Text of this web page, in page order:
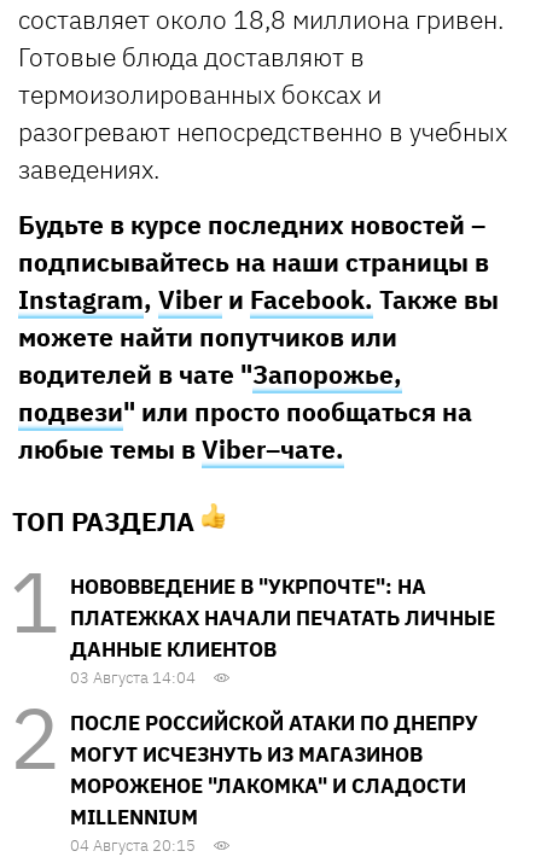
составляет около 18,8 миллиона гривен.
Готовые блюда доставляют в
термоизолированных боксах и
разогревают непосредственно в учебных
заведениях.
Будьте в курсе последних новостей –
подписывайтесь на наши страницы в
Instagram, Viber и Facebook. Также вы
можете найти попутчиков или
водителей в чате "Запорожье,
подвези" или просто пообщаться на
любые темы вViber–чате.
ТОП РАЗДЕЛА
НОВОВВЕДЕНИЕ В "УКРПОЧТЕ": НА
ПЛАТЕЖКАХ НАЧАЛИ ПЕЧАТАТЬ ЛИЧНЫЕ
ДАННЫЕ КЛИЕНТОВ
03 Августа 14:04
ПОСЛЕ РОССИЙСКОЙ АТАКИ ПО ДНЕПРУ
МОГУТ ИСЧЕЗНУТЬ ИЗ МАГАЗИНОВ
МОРОЖЕНОЕ "ЛАКОМКА" И СЛАДОСТИ
MILLENNIUM
04 Августа 20:15